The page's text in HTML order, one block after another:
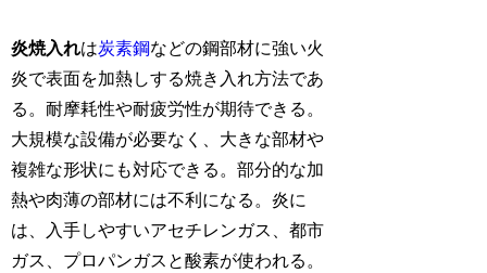
炎焼入れは炭素鋼などの鋼部材に強い火
炎で表面を加熱しする焼き入れ方法であ
る。耐摩耗性や耐疲労性が期待できる。
大規模な設備が必要なく、大きな部材や
複雑な形状にも対応できる。部分的な加
熱や肉薄の部材には不利になる。炎に
は、入手しやすいアセチレンガス、都市
ガス、プロパンガスと酸素が使われる。